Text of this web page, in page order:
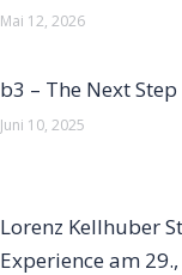
Mai 12, 2026
b3 – The Next Step
Juni 10, 2025
Lorenz Kellhuber
Experience am